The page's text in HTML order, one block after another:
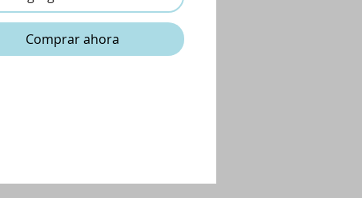
Comprar ahora